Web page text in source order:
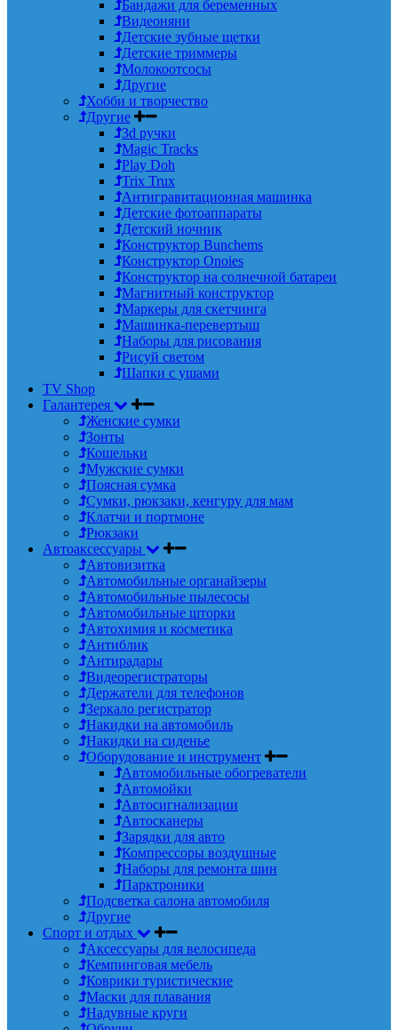
Бандажи для беременных
Видеоняни
Детские зубные щетки
Детские триммеры
Молокоотсосы
Другие
Хобби и творчество
Другие
3d ручки
Magic Tracks
Play Doh
Trix Trux
Антигравитационная машинка
Детские фотоаппараты
Детский ночник
Конструктор Bunchems
Конструктор Onoies
Конструктор на солнечной батареи
Магнитный конструктор
Маркеры для скетчинга
Машинка-перевертыш
Наборы для рисования
Рисуй светом
Шапки с ушами
TV Shop
Галантерея
Женские сумки
Зонты
Кошельки
Мужские сумки
Поясная сумка
Сумки, рюкзаки, кенгуру для мам
Клатчи и портмоне
Рюкзаки
Автоаксессуары
Автовизитка
Автомобильные органайзеры
Автомобильные пылесосы
Автомобильные шторки
Автохимия и косметика
Антиблик
Антирадары
Видеорегистраторы
Держатели для телефонов
Зеркало регистратор
Накидки на автомобиль
Накидки на сиденье
Оборудование и инструмент
Автомобильные обогреватели
Автомойки
Автосигнализации
Автосканеры
Зарядки для авто
Компрессоры воздушные
Наборы для ремонта шин
Парктроники
Подсветка салона автомобиля
Другие
Спорт и отдых
Аксессуары для велосипеда
Кемпинговая мебель
Коврики туристические
Маски для плавания
Надувные круги